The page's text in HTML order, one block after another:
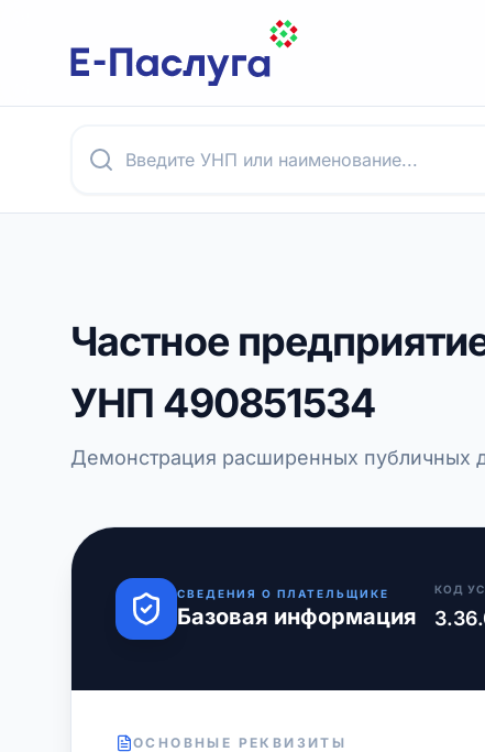
Частное
УНП 490851534
Демонстрация расширенных публичных
СВЕДЕНИЯ О ПЛАТЕЛЬЩИКЕ
Базовая информация
КОД
ОСНОВНЫЕ РЕКВИЗИТЫ